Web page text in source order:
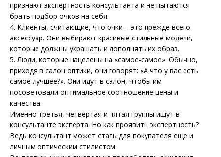
признают экспертность консультанта и не пытаются
брать подбор очков на себя.
4. Клиенты, считающие, что очки – это прежде всего
аксессуар. Они выбирают красивые стильные модели,
которые должны украшать и дополнять их образ.
5. Люди, которые нацелены на «самое-самое». Обычно,
приходя в салон оптики, они говорят: «А что у вас есть
самое лучшее?». Они идут в салон, чтобы им
посоветовали оптимальное соотношение цены и
качества.
Именно третья, четвертая и пятая группы ищут в
консультанте эксперта. Но как проявить экспертность?
Ведь консультант может стать для покупателя еще и
личным оптическим стилистом.